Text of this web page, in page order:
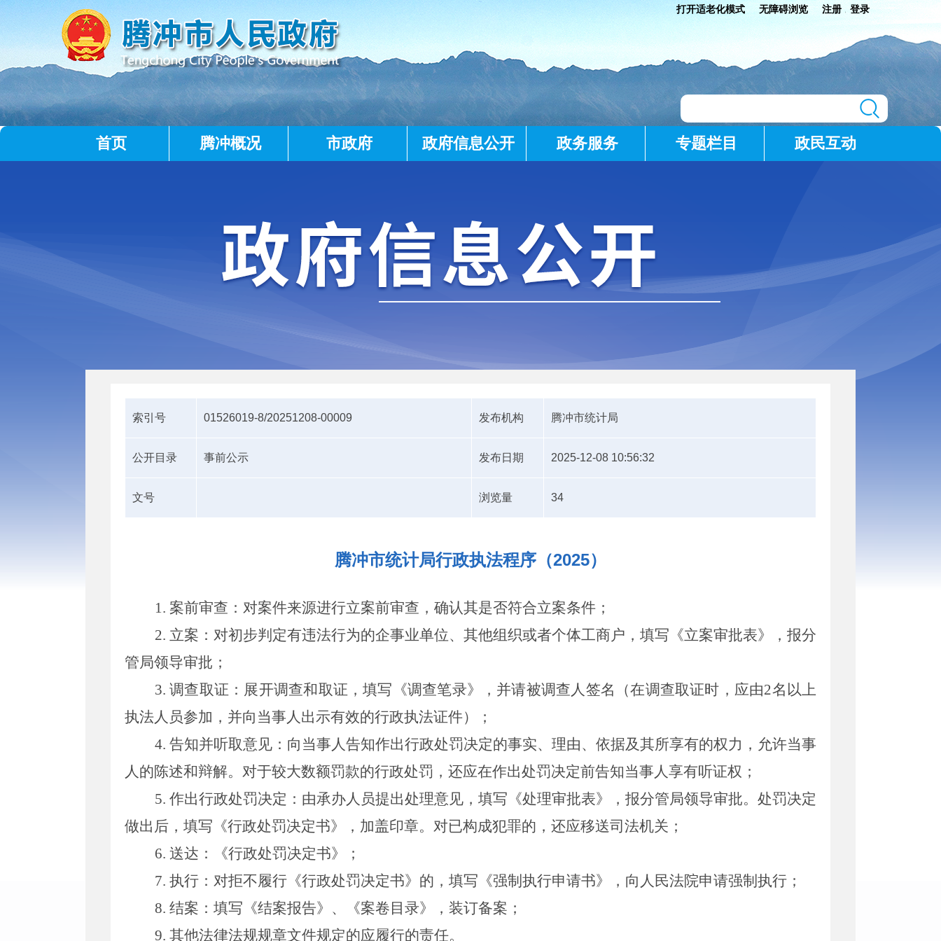
打开适老化模式 无障碍浏览 注册 登录
首页 腾冲概况 市政府 政府信息公开 政务服务 专题栏目 政民互动
索引号 01526019-8/20251208-00009 发布机构 腾冲市统计局
公开目录 事前公示 发布日期 2025-12-08 10:56:32
文号 浏览量 34
腾冲市统计局行政执法程序（2025）
1. 案前审查： 对案件来源进行立案前审查，确认其是否符合立案条件；
2. 立案： 对初步判定有违法行为的企事业单位、其他组织或者个体工商户，填写《立案审批表》，报分
管局领导审批；
3.调查取证： 展开调查和取证，填写《调查笔录》，并请被调查人签名（在调查取证时，应由2名以上
执法人员参加，并向当事人出示有效的行政执法证件）；
4. 告知并听取意见： 向当事人告知作出行政处罚决定的事实、理由、依据及其所享有的权力，允许当事
人的陈述和辩解。对于较大数额罚款的行政处罚，还应在作出处罚决定前告知当事人享有听证权；
5. 作出行政处罚决定： 由承办人员提出处理意见，填写《处理审批表》，报分管局领导审批。处罚决定
做出后，填写《行政处罚决定书》，加盖印章。对已构成犯罪的，还应移送司法机关；
6. 送达：
《行政处罚决定书》；
7. 执行： 对拒不履行《行政处罚决定书》的，填写《强制执行申请书》，向人民法院申请强制执行；
8. 结案： 填写《结案报告》、《案卷目录》，装订备案；
9. 其他法律法规规章文件规定的应履行的责任。